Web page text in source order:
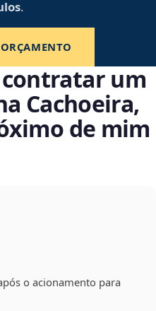
.
um
Cachoeira,
de mim
o acionamento para